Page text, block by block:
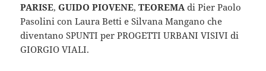
PARISE,GUIDO PIOVENE,TEOREMAdi Pier Paolo
Pasolini con Laura Betti e Silvana Mangano che
diventano SPUNTI per PROGETTI URBANI VISIVI di
GIORGIO VIALI.